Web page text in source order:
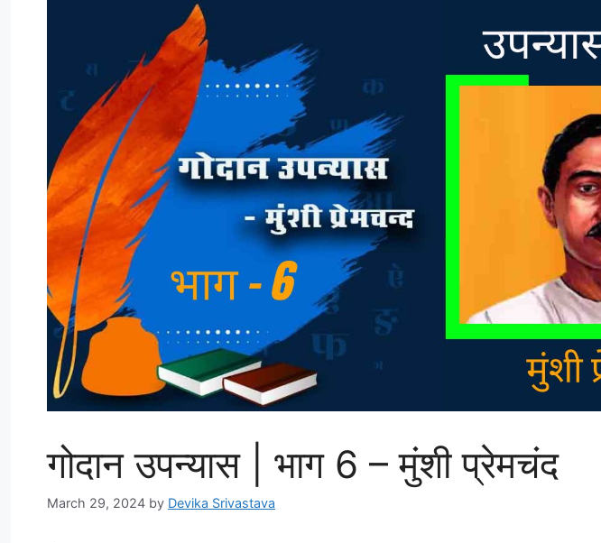
गोदान उपन्यास | भाग 6 – मुंशी प्रेमचंद
March 29, 2024 by Devika Srivastava